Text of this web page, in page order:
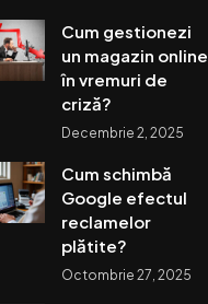
Cum gestionezi
un magazin online
în vremuri de
criză?
Decembrie 2, 2025
Cum schimbă
Google efectul
reclamelor
plătite?
Octombrie 27, 2025